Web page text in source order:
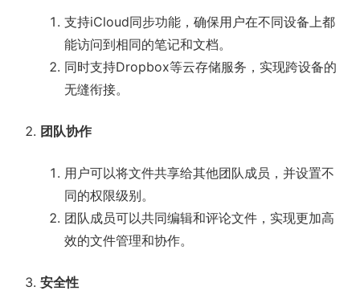
支持iCloud同步功能，确保用户在不同设备上都
能访问到相同的笔记和文档。
同时支持Dropbox等云存储服务，实现跨设备的
无缝衔接。
团队协作
用户可以将文件共享给其他团队成员，并设置不
同的权限级别。
团队成员可以共同编辑和评论文件，实现更加高
效的文件管理和协作。
安全性